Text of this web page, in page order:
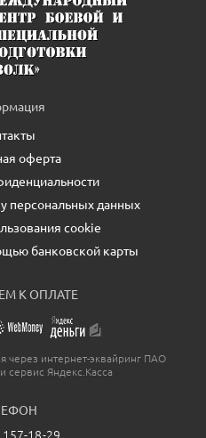
оферта
персональных данных
cookie
банковской карты
К ОПЛАТЕ
через интернет-эквайринг ПАО
сервис Яндекс.Касса